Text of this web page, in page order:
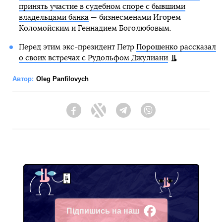
принять участие в судебном споре с бывшими
владельцами банка— бизнесменами Игорем
Коломойским и Геннадием Боголюбовым.
Перед этим экс-президент Петр Порошенко рассказал
о своих встречах с Рудольфом Джулиани.
Автор: Oleg Panfilovych
FacebookTwitter Telegram
Підпишись на наш
Facebook